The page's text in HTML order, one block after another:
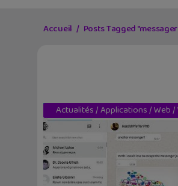
Accueil Posts Tagged
Actualités/Applications/Web/